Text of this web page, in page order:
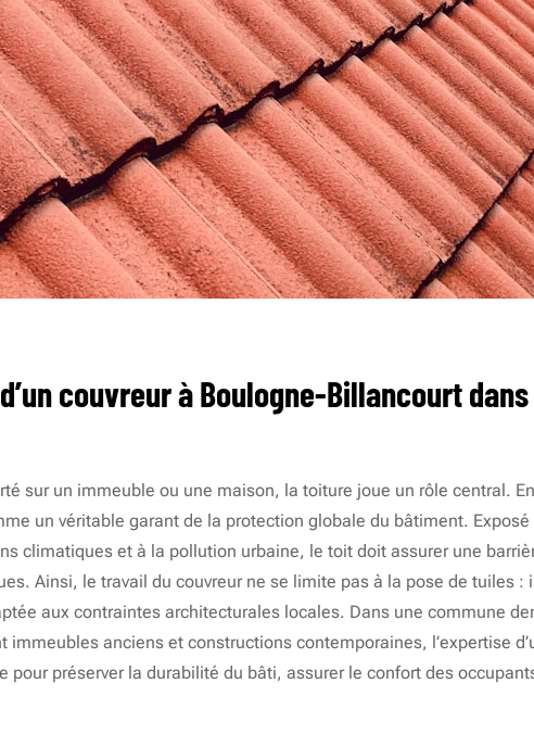
couvreur à Boulogne-Billancourt
sur un immeuble ou une maison, la toiture joue un rôle central.
un véritable garant de la protection globale du bâtiment.
climatiques et à la pollution urbaine, le toit doit assurer une
Ainsi, le travail du couvreur ne se limite pas à la pose de tuiles :
aux contraintes architecturales locales. Dans une commune
immeubles anciens et constructions contemporaines, l’expertise
pour préserver la durabilité du bâti, assurer le confort des